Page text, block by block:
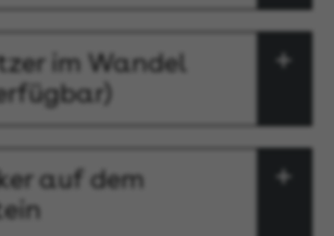
im Wandel
auf dem